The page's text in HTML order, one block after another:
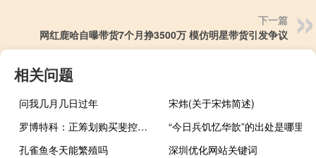
下一篇
网红鹿哈自曝带货7个月挣3500万 模仿明星带货引发争议
相关问题
问我几月几日过年
宋炜(关于宋炜简述)
罗博特科：正筹划购买斐控泰克及FSG和 FAG控制权事宜8月14日起停牌
“今日兵饥忆华歆”的出处是哪里
孔雀鱼冬天能繁殖吗
深圳优化网站关键词